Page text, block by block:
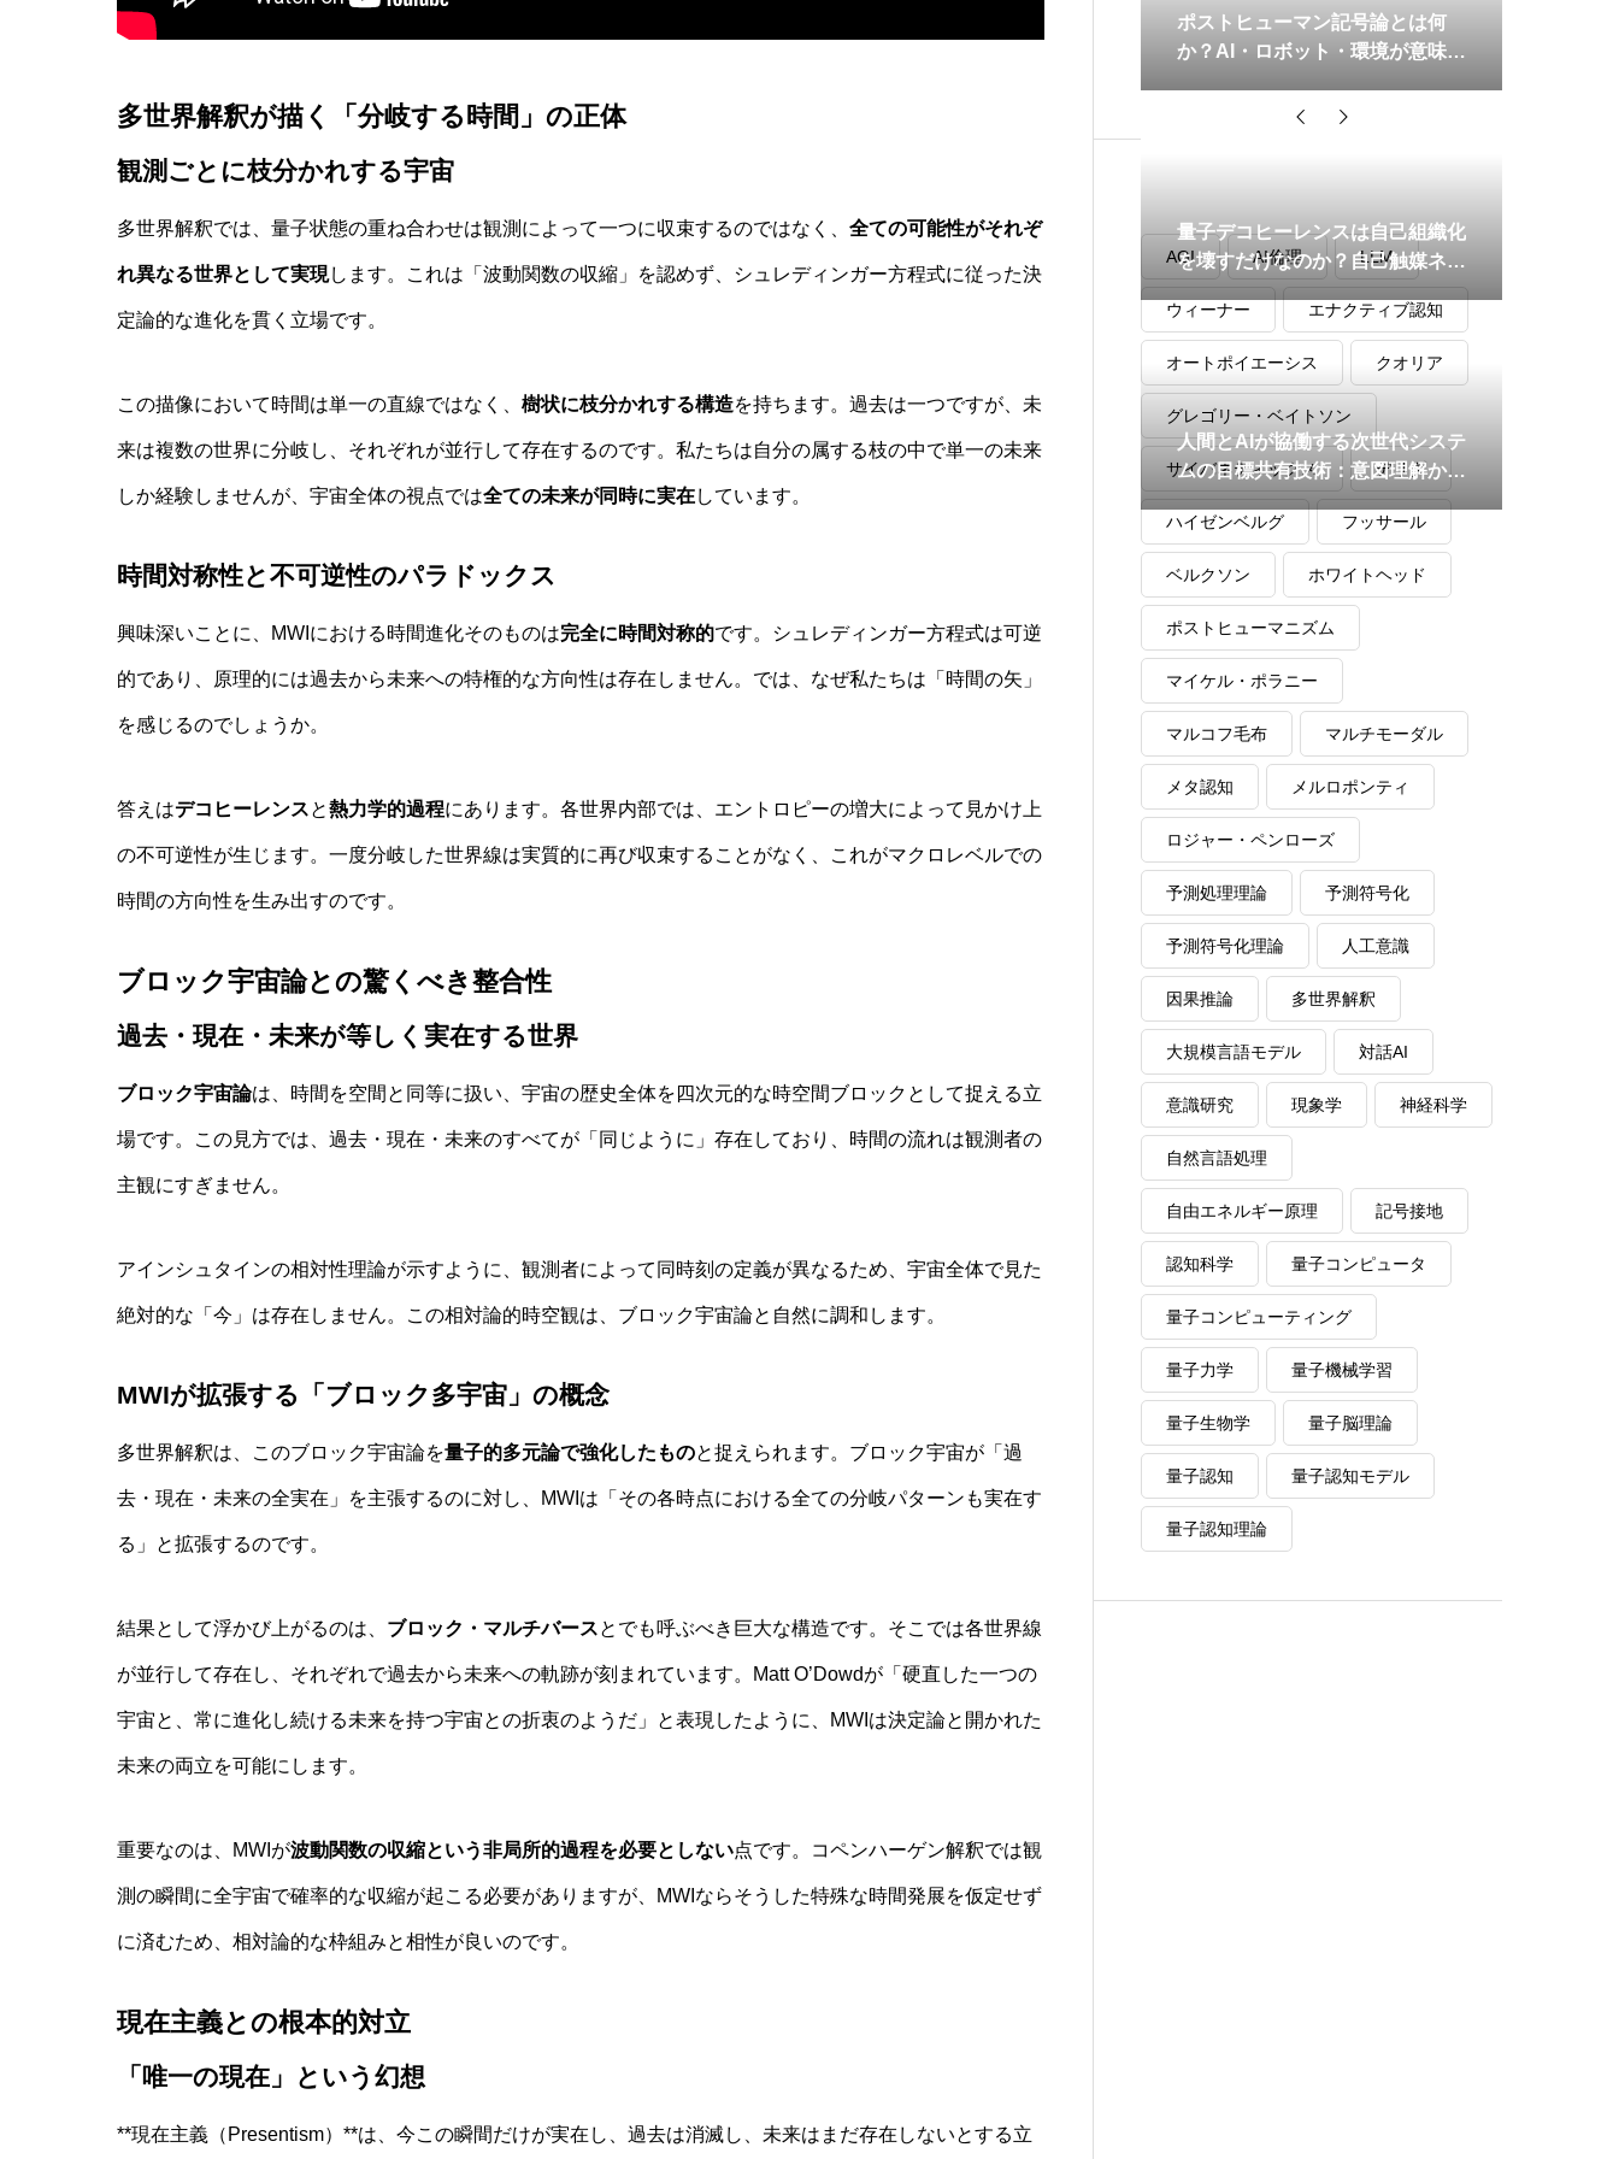
実験哲学とは？「直観の可塑性」研究からわかる哲学的判断のゆらぎと限界
多世界解釈が描く「分岐する時間」の正体
観測ごとに枝分かれする宇宙
多世界解釈では、量子状態の重ね合わせは観測によって一つに収束するのではなく、 全ての可能性がそれぞ
れ異なる世界として実現します。これは「波動関数の収縮」を認めず、シュレディンガー方程式に従った決
定論的な進化を貫く立場です。
この描像において時間は単一の直線ではなく、 樹状に枝分かれする構造を持ちます。過去は一つですが、未
来は複数の世界に分岐し、それぞれが並行して存在するのです。私たちは自分の属する枝の中で単一の未来
しか経験しませんが、宇宙全体の視点では全ての未来が同時に実在しています。
時間対称性と不可逆性のパラドックス
興味深いことに、MWIにおける時間進化そのものは完全に時間対称的です。シュレディンガー方程式は可逆
的であり、原理的には過去から未来への特権的な方向性は存在しません。では、なぜ私たちは「時間の矢」
を感じるのでしょうか。
答えはデコヒーレンスと熱力学的過程にあります。各世界内部では、エントロピーの増大によって見かけ上
の不可逆性が生じます。一度分岐した世界線は実質的に再び収束することがなく、これがマクロレベルでの
時間の方向性を生み出すのです。
ブロック宇宙論との驚くべき整合性
過去・現在・未来が等しく実在する世界
ブロック宇宙論は、時間を空間と同等に扱い、宇宙の歴史全体を四次元的な時空間ブロックとして捉える立
場です。この見方では、過去・現在・未来のすべてが「同じように」存在しており、時間の流れは観測者の
主観にすぎません。
アインシュタインの相対性理論が示すように、観測者によって同時刻の定義が異なるため、宇宙全体で見た
絶対的な「今」は存在しません。この相対論的時空観は、ブロック宇宙論と自然に調和します。
MWIが拡張する「ブロック多宇宙」の概念
多世界解釈は、このブロック宇宙論を量子的多元論で強化したものと捉えられます。ブロック宇宙が「過
去・現在・未来の全実在」を主張するのに対し、MWIは「その各時点における全ての分岐パターンも実在す
る」と拡張するのです。
結果として浮かび上がるのは、 ブロック・マルチバースとでも呼ぶべき巨大な構造です。そこでは各世界線
が並行して存在し、それぞれで過去から未来への軌跡が刻まれています。Matt O’Dowdが「硬直した一つの
宇宙と、常に進化し続ける未来を持つ宇宙との折衷のようだ」と表現したように、MWIは決定論と開かれた
未来の両立を可能にします。
重要なのは、MWIが波動関数の収縮という非局所的過程を必要としない点です。コペンハーゲン解釈では観
測の瞬間に全宇宙で確率的な収縮が起こる必要がありますが、MWIならそうした特殊な時間発展を仮定せず
に済むため、相対論的な枠組みと相性が良いのです。
現在主義との根本的対立
「唯一の現在」という幻想
**現在主義（Presentism）**は、今この瞬間だけが実在し、過去は消滅し、未来はまだ存在しないとする立
ポストヒューマン記号論とは何
か？AI・ロボット・環境が意味を
量子デコヒーレンスは自己組織化
を壊すだけなのか？自己触媒ネッ
トワークの安定性との関係を読み
解く
人間とAIが協働する次世代システ
ムの目標共有技術：意図理解から
動的調整まで
AGI AI倫理 LLM
ウィーナー エナクティブ認知
オートポイエーシス クオリア
グレゴリー・ベイトソン
サイバネティックス デリダ
ハイゼンベルグ フッサール
ベルクソン ホワイトヘッド
ポストヒューマニズム
マイケル・ポラニー
マルコフ毛布 マルチモーダル
メタ認知 メルロポンティ
ロジャー・ペンローズ
予測処理理論 予測符号化
予測符号化理論 人工意識
因果推論 多世界解釈
大規模言語モデル 対話AI
意識研究 現象学 神経科学
自然言語処理
自由エネルギー原理 記号接地
認知科学 量子コンピュータ
量子コンピューティング
量子力学 量子機械学習
量子生物学 量子脳理論
量子認知 量子認知モデル
量子認知理論